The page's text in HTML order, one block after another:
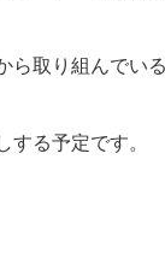
ら取り組んでい
る予定です。